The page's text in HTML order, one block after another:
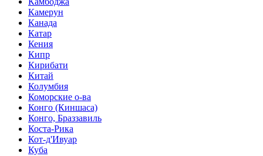
Камерун
Канада
Катар
Кения
Кипр
Кирибати
Китай
Колумбия
Коморские о-ва
Конго (Киншаса)
Конго, Браззавиль
Коста-Рика
Кот-д'Ивуар
Куба